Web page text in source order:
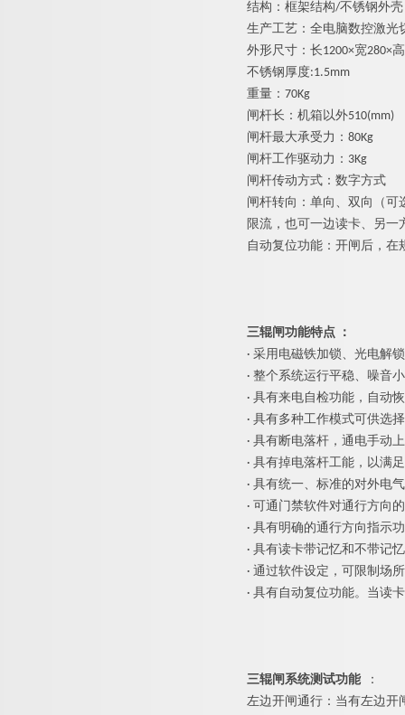
结构：框架结构/不锈钢外壳
生产工艺：全电脑数控激光
外形尺寸： 长1200×宽280×高
不锈钢厚度:1.5mm
重量 ： 70Kg
闸杆长：机箱以外510(mm)
闸杆最大承受力 ： 80Kg
闸杆工作驱动力 ： 3Kg
闸杆传动方式：数字方式
闸杆转向：单向、双向（
限流，也可一边读卡、另
自动复位功能：开闸后，
三辊闸功能特点 ：
· 采用电磁铁加锁、光电解
· 整个系统运行平稳、噪音
· 具有来电自检功能，自动
· 具有多种工作模式可供选
· 具有断电落杆，通电手动
· 具有掉电落杆工能，以满
· 具有统一、标准的对外电
· 可通门禁软件对通行方向
· 具有明确的通行方向指示
· 具有读卡带记忆和不带记
· 通过软件设定，可限制场
· 具有自动复位功能。当读
三辊闸系统测试功能
：
左边开闸通行：当有左边开